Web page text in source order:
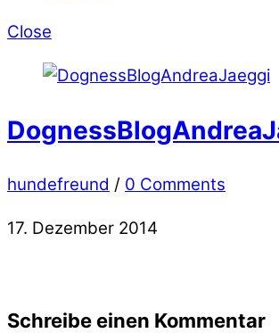
Close
hundefreund / 0 Comments
17. Dezember 2014
Schreibe einen Kommentar